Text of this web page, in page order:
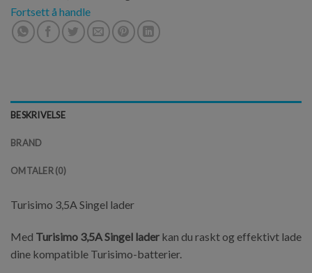
Fortsett å handle
BESKRIVELSE
BRAND
OMTALER (0)
Turisimo 3,5A Singel lader
Med Turisimo 3,5A Singel lader kan du raskt og effektivt lade
dine kompatible Turisimo-batterier.